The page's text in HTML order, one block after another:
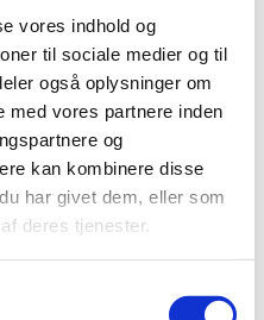
vores indhold og
til sociale medier og til
også oplysninger om
med vores partnere inden
og
kan kombinere disse
har givet dem, eller som
deres tjenester.
lbm